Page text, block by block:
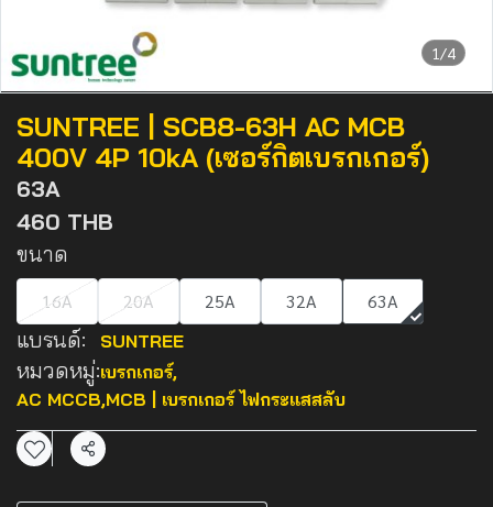
1/4
SUNTREE | SCB8-63H AC MCB
400V 4P 10kA (เซอร์กิตเบรกเกอร์)
63A
460 THB
ขนาด
16A 20A 25A 32A 63A
แบรนด์: SUNTREE
หมวดหมู่:เบรกเกอร์,
AC MCCB,MCB | เบรกเกอร์ ไฟกระแสสลับ
แชร์